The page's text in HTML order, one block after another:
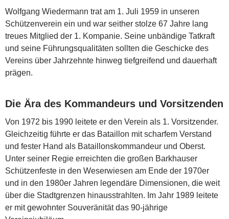
Wolfgang Wiedermann trat am 1. Juli 1959 in unseren
Schützenverein ein und war seither stolze 67 Jahre lang
treues Mitglied der 1. Kompanie. Seine unbändige Tatkraft
und seine Führungsqualitäten sollten die Geschicke des
Vereins über Jahrzehnte hinweg tiefgreifend und dauerhaft
prägen.
Die Ära des Kommandeurs und Vorsitzenden
Von 1972 bis 1990 leitete er den Verein als 1. Vorsitzender.
Gleichzeitig führte er das Bataillon mit scharfem Verstand
und fester Hand als Bataillonskommandeur und Oberst.
Unter seiner Regie erreichten die großen Barkhauser
Schützenfeste in den Weserwiesen am Ende der 1970er
und in den 1980er Jahren legendäre Dimensionen, die weit
über die Stadtgrenzen hinausstrahlten. Im Jahr 1989 leitete
er mit gewohnter Souveränität das 90-jährige